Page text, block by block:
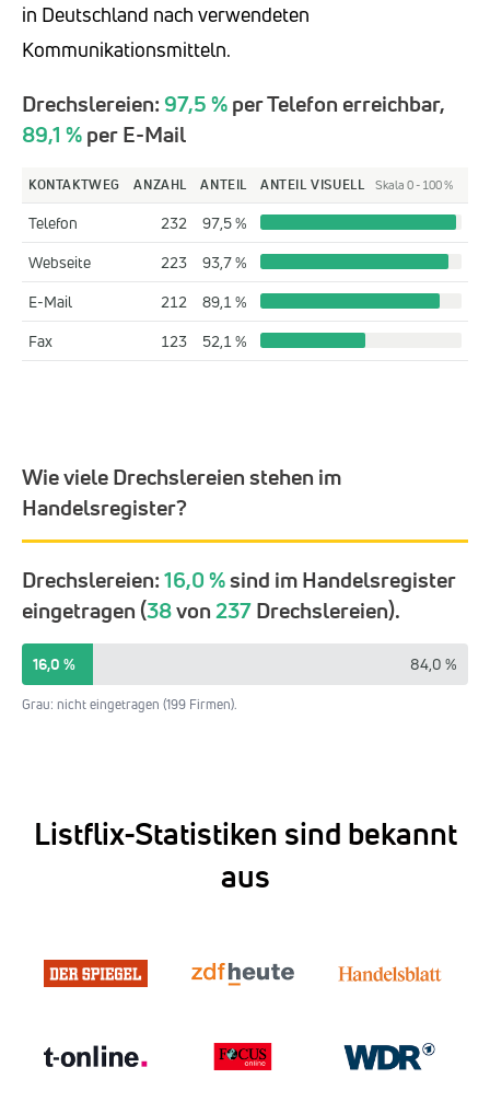
in Deutschland nach verwendeten
Kommunikationsmitteln.
Drechslereien:97,5 %per Telefon erreichbar,
89,1 %per E-Mail
KONTAKTWEG ANZAHL ANTEIL ANTEIL VISUELL Skala 0 - 100 %
Telefon 232
97,5 %
Webseite
223
93,7 %
E-Mail
212
89,1 %
Fax
123 52,1 %
Wie viele Drechslereien stehen im
Handelsregister?
Drechslereien:16,0 %sind im Handelsregister
eingetragen (38von237Drechslereien).
16,0 % 84,0 %
Grau: nicht eingetragen (199 Firmen).
Listflix-Statistiken sind bekannt
aus